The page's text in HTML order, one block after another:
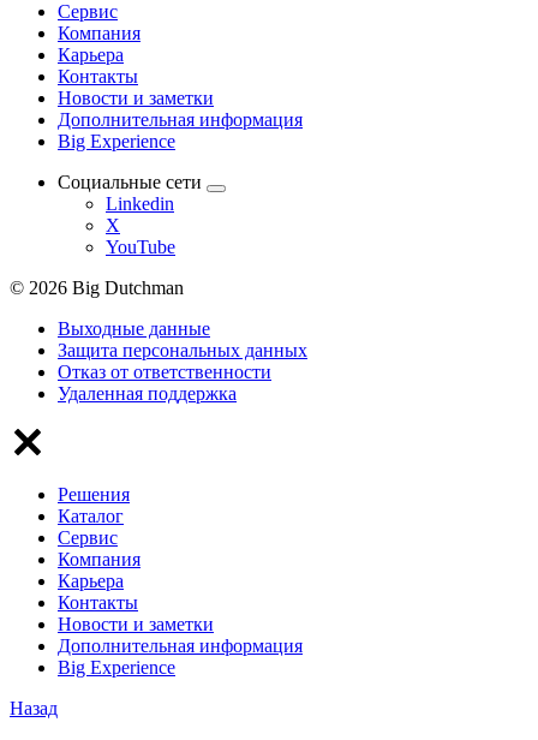
Сервис
Компания
Карьера
Контакты
Новости и заметки
Дополнительная информация
Big Experience
Социальные сети
Linkedin
X
YouTube
© 2026 Big Dutchman
Выходные данные
Защита персональных данных
Отказ от ответственности
Удаленная поддержка
Решения
Каталог
Сервис
Компания
Карьера
Контакты
Новости и заметки
Дополнительная информация
Big Experience
Назад